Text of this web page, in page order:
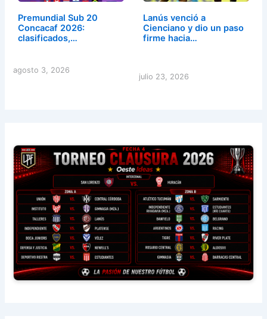
Premundial Sub 20
Concacaf 2026:
clasificados,…
agosto 3, 2026
Lanús venció a
Cienciano y dio un paso
firme hacia…
julio 23, 2026